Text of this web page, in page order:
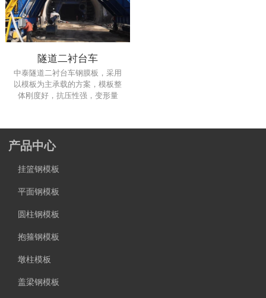
隧道二衬台车
中泰隧道二衬台车钢膜板，采用
以模板为主承载的方案，模板整
体刚度好，抗压性强，变形量
求。服务多项大型中长隧道施工
项目。定制性价比优于同行！
24小时询价热线：
15966605888（微信同号）
产品中心
挂篮钢模板
平面钢模板
圆柱钢模板
抱箍钢模板
墩柱模板
盖梁钢模板